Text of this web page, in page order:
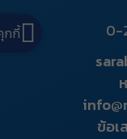
0-
ข้อเ
กกี้